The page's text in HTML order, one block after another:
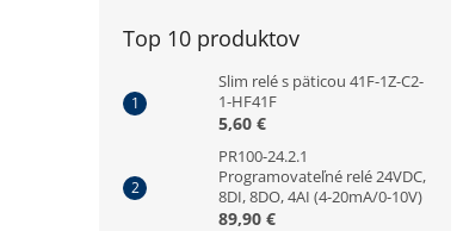
Top 10 produktov
Slim relé s päticou 41F-1Z-C2-
1-HF41F
5,60 €
PR100-24.2.1
Programovateľné relé 24VDC,
8DI, 8DO, 4AI (4-20mA/0-10V)
89,90 €